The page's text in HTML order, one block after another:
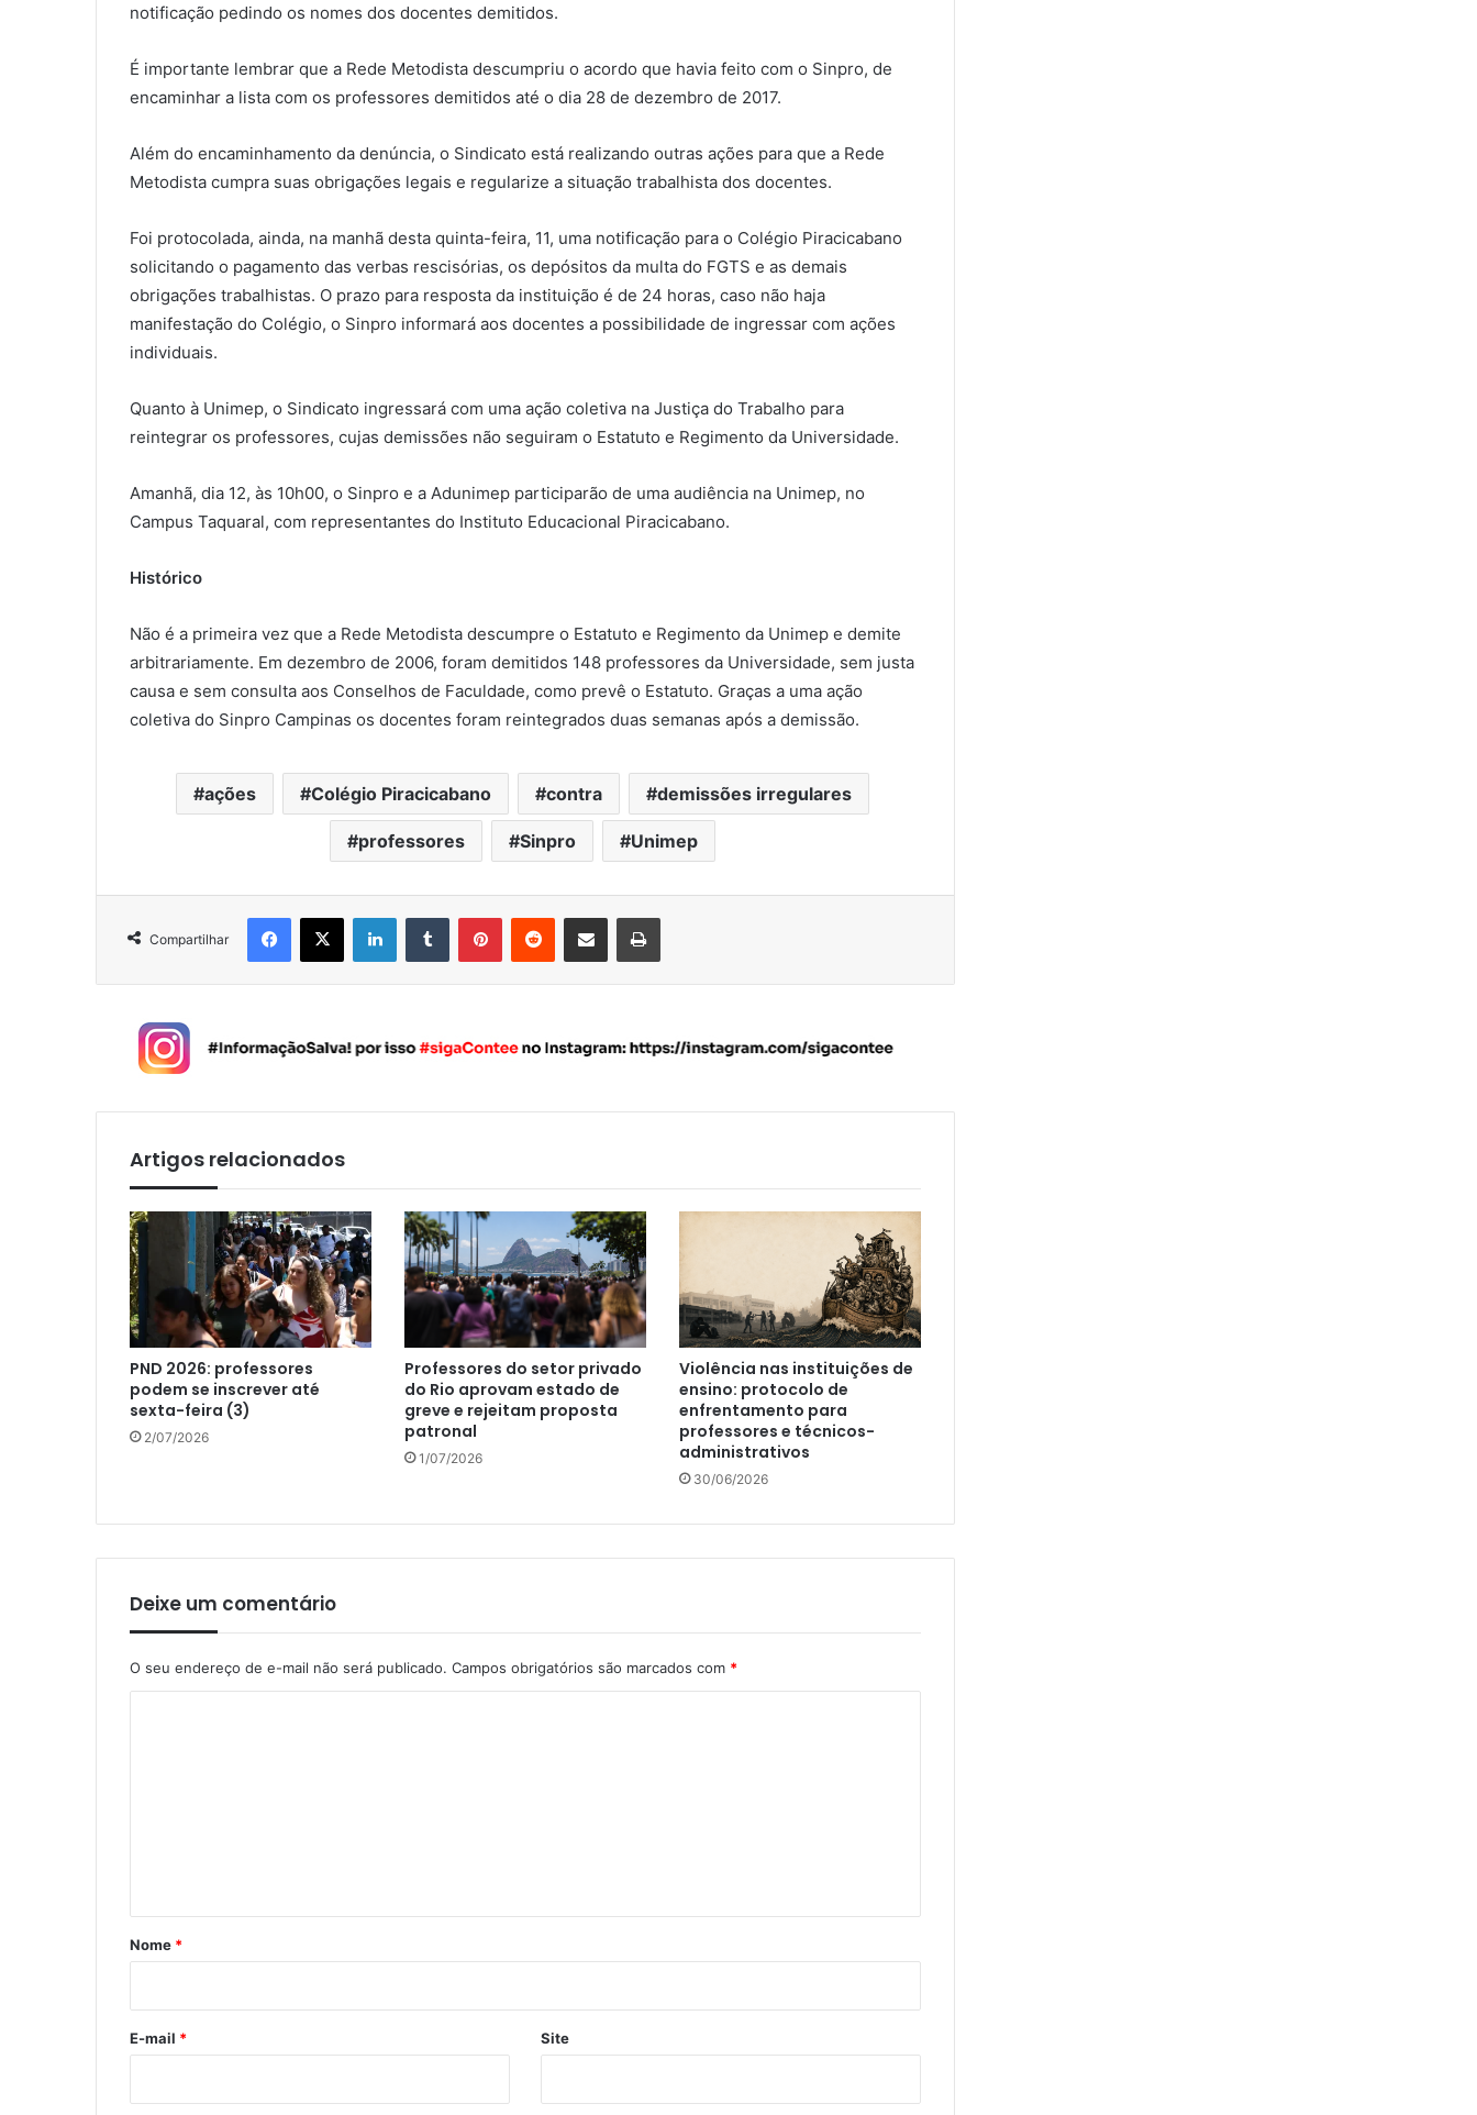
notificação pedindo os nomes dos docentes demitidos.
É importante lembrar que a Rede Metodista descumpriu o acordo que havia feito com o Sinpro, de
encaminhar a lista com os professores demitidos até o dia 28 de dezembro de 2017.
Além do encaminhamento da denúncia, o Sindicato está realizando outras ações para que a Rede
Metodista cumpra suas obrigações legais e regularize a situação trabalhista dos docentes.
Foi protocolada, ainda, na manhã desta quinta-feira, 11, uma notificação para o Colégio Piracicabano
solicitando o pagamento das verbas rescisórias, os depósitos da multa do FGTS e as demais
obrigações trabalhistas. O prazo para resposta da instituição é de 24 horas, caso não haja
manifestação do Colégio, o Sinpro informará aos docentes a possibilidade de ingressar com ações
individuais.
Quanto à Unimep, o Sindicato ingressará com uma ação coletiva na Justiça do Trabalho para
reintegrar os professores, cujas demissões não seguiram o Estatuto e Regimento da Universidade.
Amanhã, dia 12, às 10h00, o Sinpro e a Adunimep participarão de uma audiência na Unimep, no
Campus Taquaral, com representantes do Instituto Educacional Piracicabano.
Histórico
Não é a primeira vez que a Rede Metodista descumpre o Estatuto e Regimento da Unimep e demite
arbitrariamente. Em dezembro de 2006, foram demitidos 148 professores da Universidade, sem justa
causa e sem consulta aos Conselhos de Faculdade, como prevê o Estatuto. Graças a uma ação
coletiva do Sinpro Campinas os docentes foram reintegrados duas semanas após a demissão.
ações Colégio Piracicabano contra demissões irregulares
professores Sinpro Unimep
Compartilhar
Artigos relacionados
PND 2026: professores
podem se inscrever até
sexta-feira (3)
2/07/2026
Professores do setor privado
do Rio aprovam estado de
greve e rejeitam proposta
patronal
1/07/2026
Violência nas instituições de
ensino: protocolo de
enfrentamento para
professores e técnicos-
administrativos
30/06/2026
Deixe um comentário
O seu endereço de e-mail não será publicado. Campos obrigatórios são marcados com *
r
*
Nome *
E-mail * Site